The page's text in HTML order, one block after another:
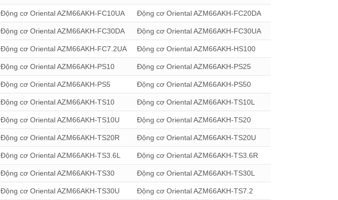
Động cơ Oriental AZM66AKH-FC10UA
Động cơ Oriental AZM66AKH-FC20DA
Động cơ Oriental AZM66AKH-FC30DA
Động cơ Oriental AZM66AKH-FC30UA
Động cơ Oriental AZM66AKH-FC7.2UA
Động cơ Oriental AZM66AKH-HS100
Động cơ Oriental AZM66AKH-PS10
Động cơ Oriental AZM66AKH-PS25
Động cơ Oriental AZM66AKH-PS5
Động cơ Oriental AZM66AKH-PS50
Động cơ Oriental AZM66AKH-TS10
Động cơ Oriental AZM66AKH-TS10L
Động cơ Oriental AZM66AKH-TS10U
Động cơ Oriental AZM66AKH-TS20
Động cơ Oriental AZM66AKH-TS20R
Động cơ Oriental AZM66AKH-TS20U
Động cơ Oriental AZM66AKH-TS3.6L
Động cơ Oriental AZM66AKH-TS3.6R
Động cơ Oriental AZM66AKH-TS30
Động cơ Oriental AZM66AKH-TS30L
Động cơ Oriental AZM66AKH-TS30U
Động cơ Oriental AZM66AKH-TS7.2